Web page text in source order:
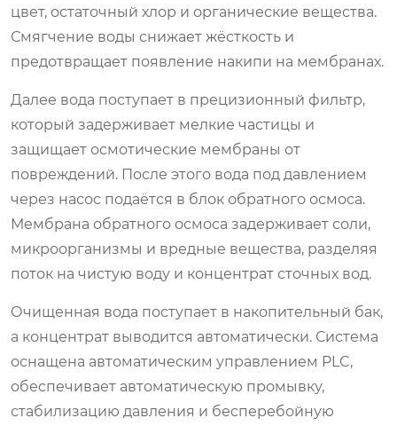
цвет, остаточный хлор и органические вещества.
Смягчение воды снижает жёсткость и
предотвращает появление накипи на мембранах.
Далее вода поступает в прецизионный фильтр,
который задерживает мелкие частицы и
защищает осмотические мембраны от
повреждений. После этого вода под давлением
через насос подаётся в блок обратного осмоса.
Мембрана обратного осмоса задерживает соли,
микроорганизмы и вредные вещества, разделяя
поток на чистую воду и концентрат сточных вод.
Очищенная вода поступает в накопительный бак,
а концентрат выводится автоматически. Система
оснащена автоматическим управлением PLC,
обеспечивает автоматическую промывку,
стабилизацию давления и бесперебойную